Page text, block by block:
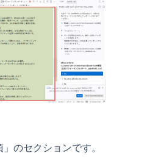
のセクションです。